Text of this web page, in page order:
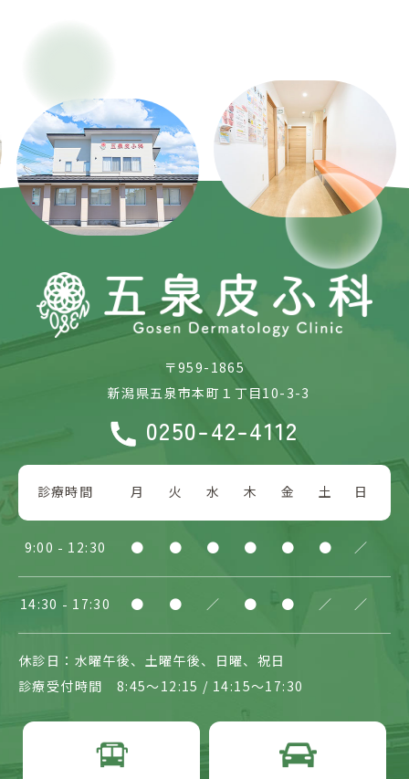
Previous
〒959-1865
新潟県五泉市本町１丁目10-3-3
0250-42-4112
診療時間 月 火 水 木 金 土 日
9:00 12:30 ● ● ● ● ● ● ／
14:30 17:30 ● ● ／ ● ● ／ ／
休診日：水曜午後、土曜午後、日曜、祝日
診療受付時間 8:45～12:15 / 14:15～17:30